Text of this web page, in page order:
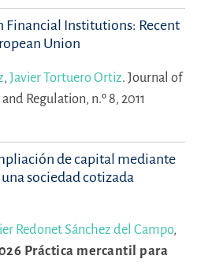
Financial Institutions: Recent
Union
, Javier Tortuero Ortiz. Journal of
Regulation, n.º 8, 2011
de capital mediante
sociedad cotizada
Redonet Sánchez del Campo,
Práctica mercantil para